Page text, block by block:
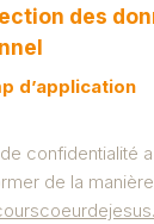
des
d’application
confidentialité
de la manière